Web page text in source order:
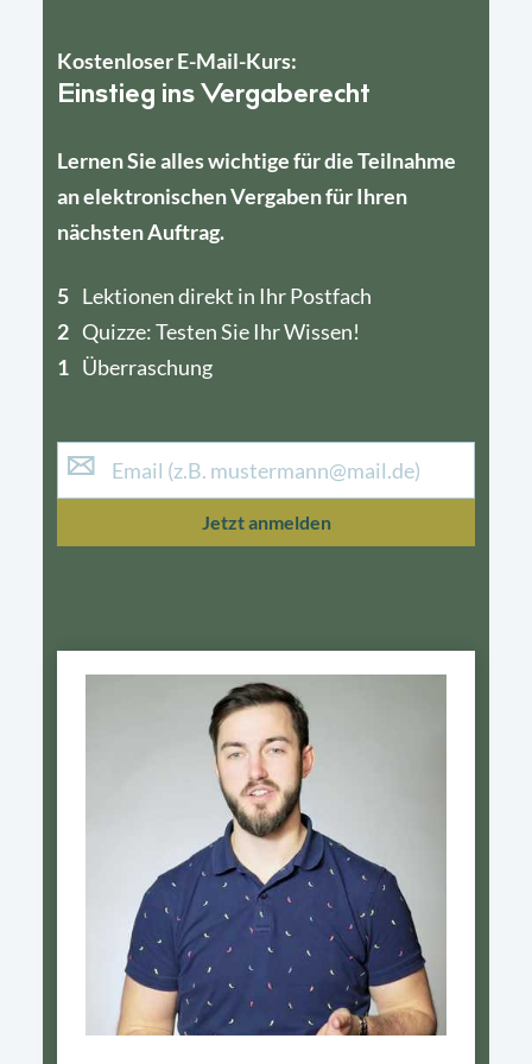
Kostenloser E-Mail-Kurs:
Einstieg ins Vergaberecht
Lernen Sie alles wichtige für die Teilnahme
an elektronischen Vergaben für Ihren
nächsten Auftrag.
5 Lektionen direkt in Ihr Postfach
2 Quizze: Testen Sie Ihr Wissen!
1 Überraschung
4
1
Jetzt anmelden